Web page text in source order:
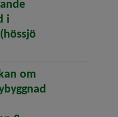
i
om